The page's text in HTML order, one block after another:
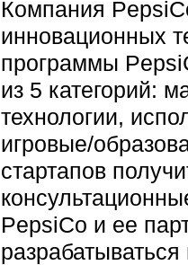
Компания
инновационных
программы
из 5 категорий:
технологии,
игровые/
стартапов
PepsiCo и ее